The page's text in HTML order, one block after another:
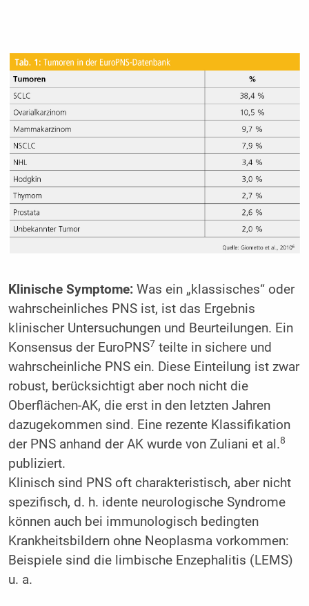
Klinische Symptome:Was ein „klassisches“ oder
wahrscheinliches PNS ist, ist das Ergebnis
klinischer Untersuchungen und Beurteilungen. Ein
Konsensus der EuroPNS7 teilte in sichere und
wahrscheinliche PNS ein. Diese Einteilung ist zwar
robust, berücksichtigt aber noch nicht die
Oberflächen-AK, die erst in den letzten Jahren
dazugekommen sind. Eine rezente Klassifikation
der PNS anhand der AK wurde von Zuliani et al.8
publiziert.
Klinisch sind PNS oft charakteristisch, aber nicht
spezifisch, d. h. idente neurologische Syndrome
können auch bei immunologisch bedingten
Krankheitsbildern ohne Neoplasma vorkommen:
Beispiele sind die limbische Enzephalitis (LEMS)
u. a.